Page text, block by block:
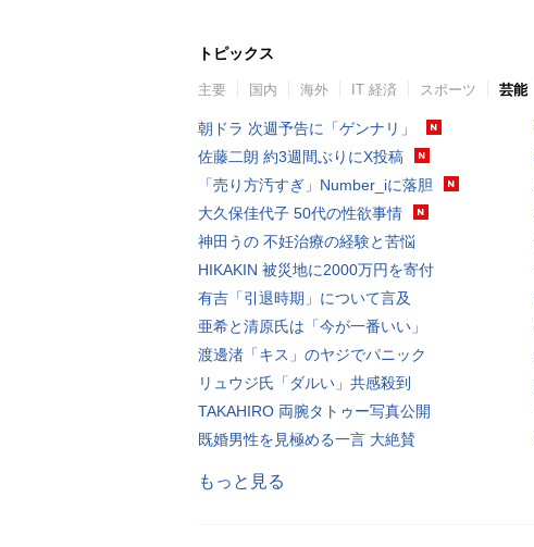
トピックス
主要 国内 海外 IT 経済 スポーツ 芸能
朝ドラ 次週予告に「ゲンナリ」
佐藤二朗 約3週間ぶりにX投稿
「売り方汚すぎ」Number_iに落胆
大久保佳代子 50代の性欲事情
神田うの 不妊治療の経験と苦悩
HIKAKIN 被災地に2000万円を寄付
有吉「引退時期」について言及
亜希と清原氏は「今が一番いい」
渡邊渚「キス」のヤジでパニック
リュウジ氏「ダルい」共感殺到
TAKAHIRO 両腕タトゥー写真公開
既婚男性を見極める一言 大絶賛
もっと見る